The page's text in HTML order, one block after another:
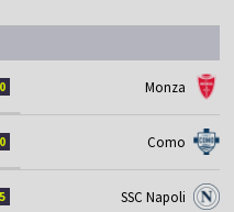
Monza
Como
SSC Napoli